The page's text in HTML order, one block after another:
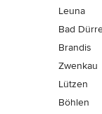
Leuna
Bad
Brandis
Zwenkau
Lützen
Böhlen